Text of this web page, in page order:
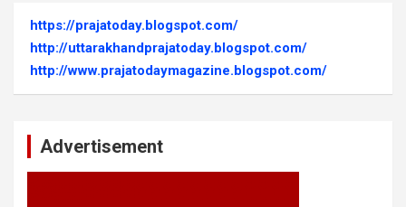
https://prajatoday.blogspot.com/
http://uttarakhandprajatoday.blogspot.com/
http://www.prajatodaymagazine.blogspot.com/
Advertisement